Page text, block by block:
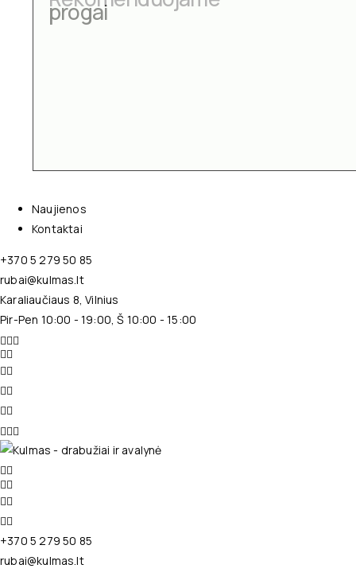
progai
Naujienos
Kontaktai
+370 5 279 50 85
rubai@kulmas.lt
Karaliaučiaus 8, Vilnius
Pir-Pen 10:00 - 19:00, Š 10:00 - 15:00
+370 5 279 50 85
rubai@kulmas.lt